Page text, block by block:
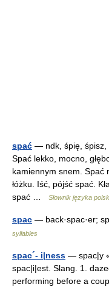
spać — ndk, śpię, śpisz,
Spać lekko, mocno,
kamiennym snem. Spać
łóżku. Iść, pójść spać.
spać …
Słownik języka
spac — back·spac·er;
syllables
spac´- i|ness — spac|y
spac|i|est. Slang. 1.
performing before a